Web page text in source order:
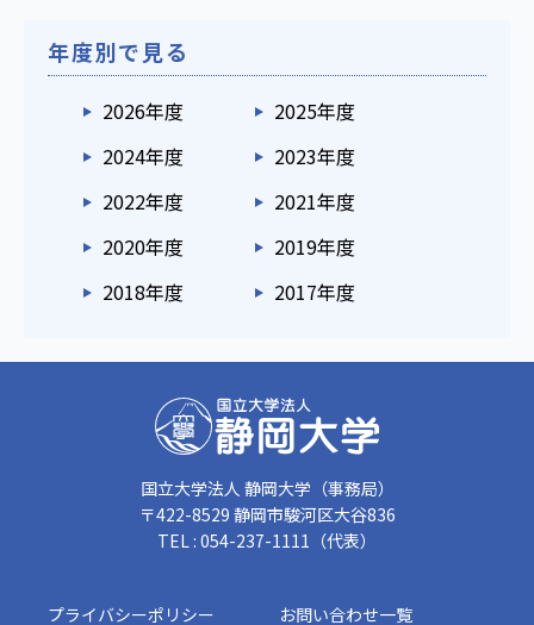
年度別で見る
2026年度
2025年度
2024年度
2023年度
2022年度
2021年度
2020年度
2019年度
2018年度
2017年度
国立大学法人 静岡大学（事務局）
〒422-8529 静岡市駿河区大谷836
TEL : 054-237-1111（代表）
プライバシーポリシー お問い合わせ一覧